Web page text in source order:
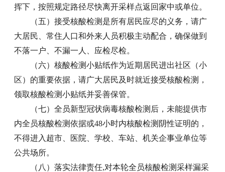
挥下，按照规定路径尽快离开采样点返回家中或单位。
（五）接受核酸检测是所有居民应尽的义务，请广
大居民、常住人口和外来人员积极主动配合，确保做到
不落一户、不漏一人、应检尽检。
（六）核酸检测小贴纸作为近期居民进出社区（小
区）的重要依据，请广大居民及时就近接受核酸检测，
领取核酸检测小贴纸并妥善保管。
（七）全员新型冠状病毒核酸检测后，未能提供市
内全员核酸检测依据或48小时内核酸检测阴性证明的，
不得进入超市、医院、学校、车站、机关企事业单位等
公共场所。
（八）落实法律责任,对本轮全员核酸检测采样漏采